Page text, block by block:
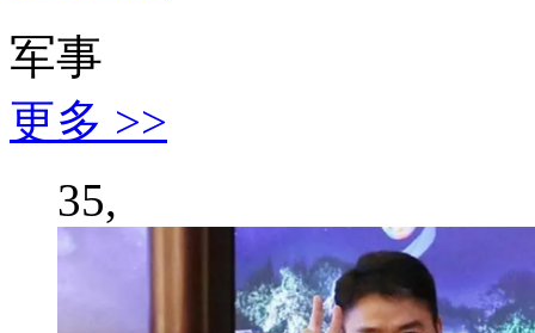
军事
更多 >>
35,